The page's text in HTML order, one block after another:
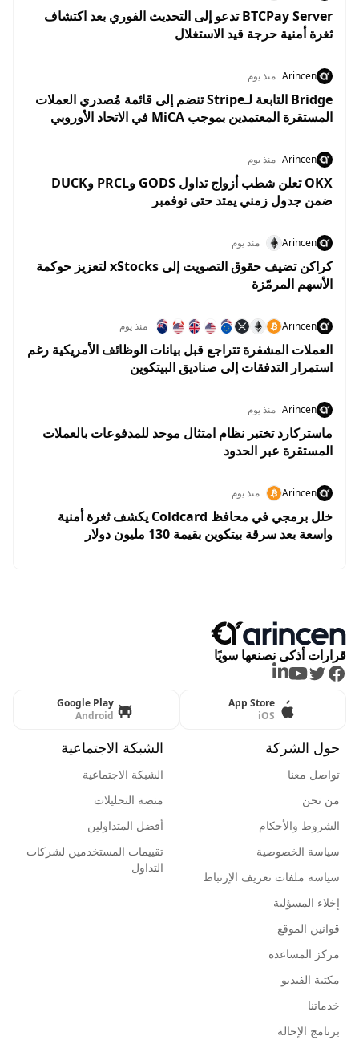
BTCPay Server تدعو إلى التحديث الفوري بعد اكتشاف
ثغرة أمنية حرجة قيد الاستغلال
Arincen منذ يوم
Bridge التابعة لـStripe تنضم إلى قائمة مُصدري العملات
المستقرة المعتمدين بموجب MiCA في الاتحاد الأوروبي
Arincen منذ يوم
OKX تعلن شطب أزواج تداول GODS وPRCL وDUCK
ضمن جدول زمني يمتد حتى نوفمبر
Arincen منذ يوم
كراكن تضيف حقوق التصويت إلى xStocks لتعزيز حوكمة
الأسهم المرمّزة
Arincen منذ يوم
العملات المشفرة تتراجع قبل بيانات الوظائف الأمريكية رغم
استمرار التدفقات إلى صناديق البيتكوين
Arincen منذ يوم
ماستركارد تختبر نظام امتثال موحد للمدفوعات بالعملات
المستقرة عبر الحدود
Arincen منذ يوم
خلل برمجي في محافظ Coldcard يكشف ثغرة أمنية
واسعة بعد سرقة بيتكوين بقيمة 130 مليون دولار
قرارات أذكى نصنعها سويًا
Facebook
Twitter
Youtube
LinkedIn
App Store
iOS
Google Play
Android
حول الشركة
تواصل معنا
من نحن
الشروط والأحكام
سياسة الخصوصية
سياسة ملفات تعريف الإرتباط
إخلاء المسؤلية
قوانين الموقع
مركز المساعدة
مكتبة الفيديو
خدماتنا
برنامج الإحالة
الشبكة الاجتماعية
الشبكة الاجتماعية
منصة التحليلات
أفضل المتداولين
تقييمات المستخدمين لشركات
التداول